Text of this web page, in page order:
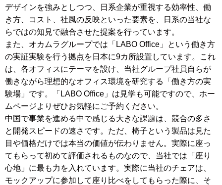
デザインを強みとしつつ、日系企業が重視する効率性、働
き方、コスト、社風の反映といった要素を、日系の当社な
らではの知見で融合させた提案を行っています。
また、オカムラグループでは「LABO Office」という働き方
の実証実験を行う拠点を日本に9カ所設置しています。これ
は、各オフィスにテーマを設け、当社グループ社員自らが
働きながら理想的なオフィス環境を研究する「働き方の実
験場」です。「LABO Office」は見学も可能ですので、ホー
ムページよりぜひお気軽にご予約ください。
中国で事業を進める中で感じる大きな課題は、競合の多さ
と開発スピードの速さです。ただ、椅子という製品は見た
目や価格だけでは本当の価値が伝わりません。実際に座っ
てもらって初めて評価されるものなので、当社では「座り
心地」に最も力を入れています。実際に当社のチェアは、
モックアップに参加して座り比べをしてもらった際に、そ